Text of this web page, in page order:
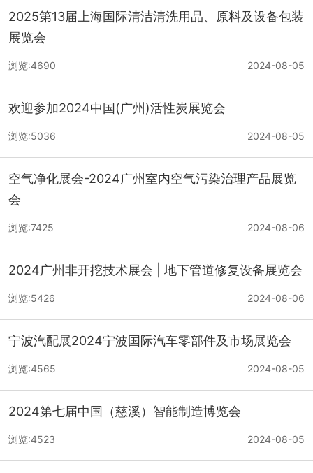
2025第13届上海国际清洁清洗用品、原料及设备包装
展览会
2024-08-05
浏览:4690
欢迎参加2024中国(广州)活性炭展览会
2024-08-05
浏览:5036
空气净化展会-2024广州室内空气污染治理产品展览
会
2024-08-06
浏览:7425
2024广州非开挖技术展会 | 地下管道修复设备展览会
2024-08-06
浏览:5426
宁波汽配展2024宁波国际汽车零部件及市场展览会
2024-08-05
浏览:4565
2024第七届中国（慈溪）智能制造博览会
2024-08-05
浏览:4523